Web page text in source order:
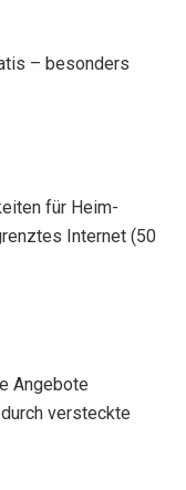
– besonders
für Heim-
Internet (50
Angebote
versteckte